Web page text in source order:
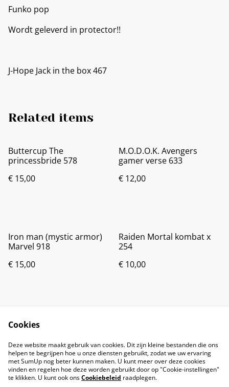
Funko pop
Wordt geleverd in protector!!
J-Hope Jack in the box 467
Related items
Buttercup The
princessbride 578
€ 15,00
M.O.D.O.K. Avengers
gamer verse 633
€ 12,00
Iron man (mystic armor)
Marvel 918
€ 15,00
Raiden Mortal kombat x
254
€ 10,00
Cookies
Deze website maakt gebruik van cookies. Dit zijn kleine bestanden die ons
helpen te begrijpen hoe u onze diensten gebruikt, zodat we uw ervaring
met SumUp nog beter kunnen maken. U kunt meer over deze cookies
vinden en regelen hoe deze worden gebruikt door op "Cookie-instellingen"
te klikken. U kunt ook onsCookiebeleid raadplegen.